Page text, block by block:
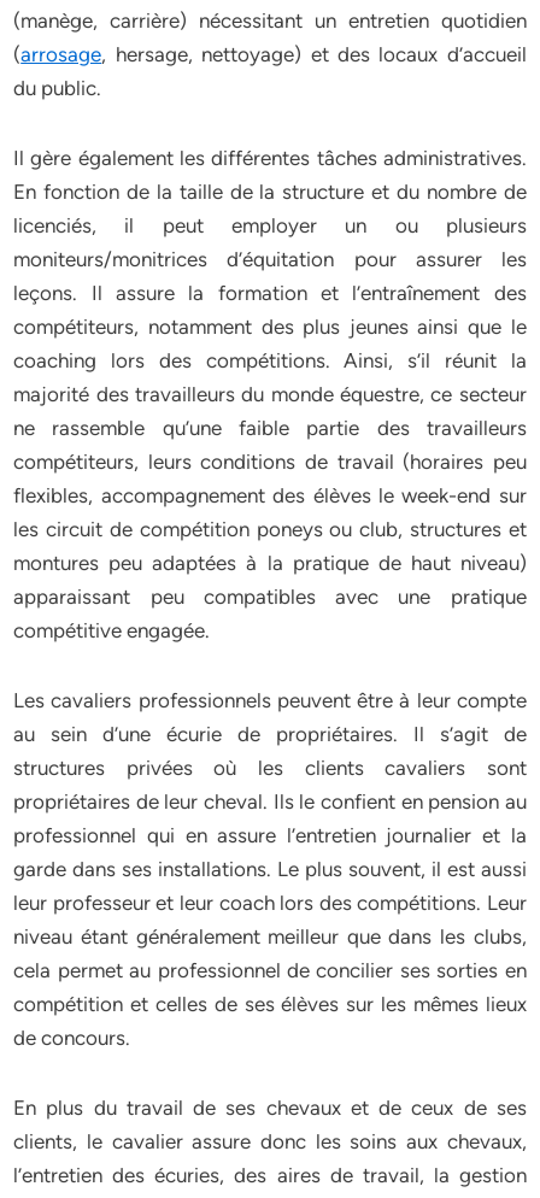
(manège, carrière) nécessitant un entretien quotidien
(arrosage, hersage, nettoyage) et des locaux d’accueil
du public.
Il gère également les différentes tâches administratives.
En fonction de la taille de la structure et du nombre de
licenciés, il peut employer un ou plusieurs
moniteurs/monitrices d’équitation pour assurer les
leçons. Il assure la formation et l’entraînement des
compétiteurs, notamment des plus jeunes ainsi que le
coaching lors des compétitions. Ainsi, s’il réunit la
majorité des travailleurs du monde équestre, ce secteur
ne rassemble qu’une faible partie des travailleurs
compétiteurs, leurs conditions de travail (horaires peu
flexibles, accompagnement des élèves le week-end sur
les circuit de compétition poneys ou club, structures et
montures peu adaptées à la pratique de haut niveau)
apparaissant peu compatibles avec une pratique
compétitive engagée.
Les cavaliers professionnels peuvent être à leur compte
au sein d’une écurie de propriétaires. Il s’agit de
structures privées où les clients cavaliers sont
propriétaires de leur cheval. Ils le confient en pension au
professionnel qui en assure l’entretien journalier et la
garde dans ses installations. Le plus souvent, il est aussi
leur professeur et leur coach lors des compétitions. Leur
niveau étant généralement meilleur que dans les clubs,
cela permet au professionnel de concilier ses sorties en
compétition et celles de ses élèves sur les mêmes lieux
de concours.
En plus du travail de ses chevaux et de ceux de ses
clients, le cavalier assure donc les soins aux chevaux,
l’entretien des écuries, des aires de travail, la gestion